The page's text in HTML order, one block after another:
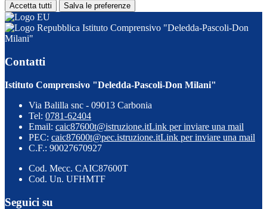
Accetta tutti Salva le preferenze
Istituto Comprensivo "Deledda-Pascoli-Don
Milani"
Contatti
Istituto Comprensivo "Deledda-Pascoli-Don Milani"
Via Balilla snc - 09013 Carbonia
Tel: 0781-62404
Email: caic87600t@istruzione.itLink per inviare una mail
PEC: caic87600t@pec.istruzione.itLink per inviare una mail
C.F.: 90027670927
Cod. Mecc. CAIC87600T
Cod. Un. UFHMTF
Seguici su